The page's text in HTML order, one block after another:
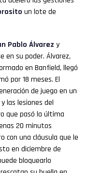
un lote de
Pablo Álvarez y
en su poder. Álvarez,
en Banfield, llegó
por 18 meses. El
de juego en un
las lesiones del
que pasó la última
20 minutos
con una cláusula que le
en diciembre de
bloquearlo